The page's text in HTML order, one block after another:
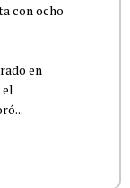
con ocho
en